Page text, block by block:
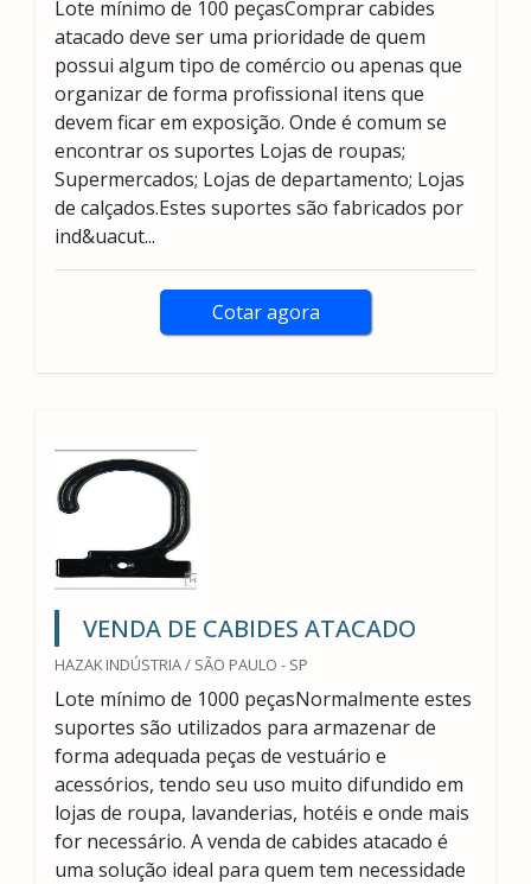
Lote mínimo de 100 peçasComprar cabides
atacado deve ser uma prioridade de quem
possui algum tipo de comércio ou apenas que
organizar de forma profissional itens que
devem ficar em exposição. Onde é comum se
encontrar os suportes Lojas de roupas;
Supermercados; Lojas de departamento; Lojas
de calçados.Estes suportes são fabricados por
ind&uacut...
Cotar agora
VENDA DE CABIDES ATACADO
HAZAK INDÚSTRIA / SÃO PAULO - SP
Lote mínimo de 1000 peçasNormalmente estes
suportes são utilizados para armazenar de
forma adequada peças de vestuário e
acessórios, tendo seu uso muito difundido em
lojas de roupa, lavanderias, hotéis e onde mais
for necessário. A venda de cabides atacado é
uma solução ideal para quem tem necessidade